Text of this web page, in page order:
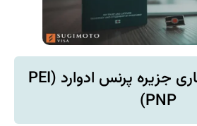
۱۱. دسته اثر تجاری جزیره پرنس ادوارد (PEI
PNP)